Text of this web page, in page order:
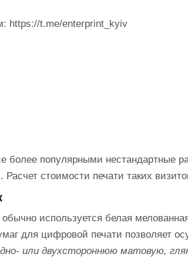
https://t.me/enterprint_kyiv
более популярными нестандартные
Расчет стоимости печати таких
используется белая
для цифровой печати позволяет
или двухстороннюю матовую,